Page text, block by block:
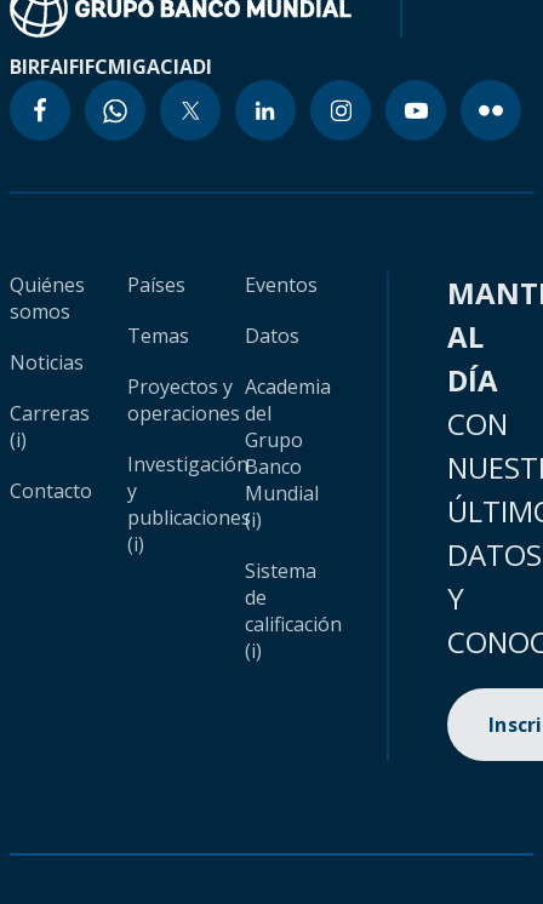
BIRFAIFIFCMIGACIADI
Quiénes
somos
Noticias
Carreras
(i)
Contacto
Países
Temas
Proyectos y
operaciones
Investigación
y
publicaciones
(i)
Eventos
Datos
Academia
del
Grupo
Banco
Mundial
(i)
Sistema
de
calificación
(i)
AL
DÍA
CON
DATOS
Y